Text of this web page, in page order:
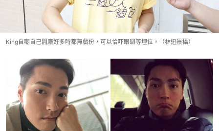
King自嘲自己開廠好多時都無戲份，可以恰吓眼瞓等埋位。（林迅景攝）